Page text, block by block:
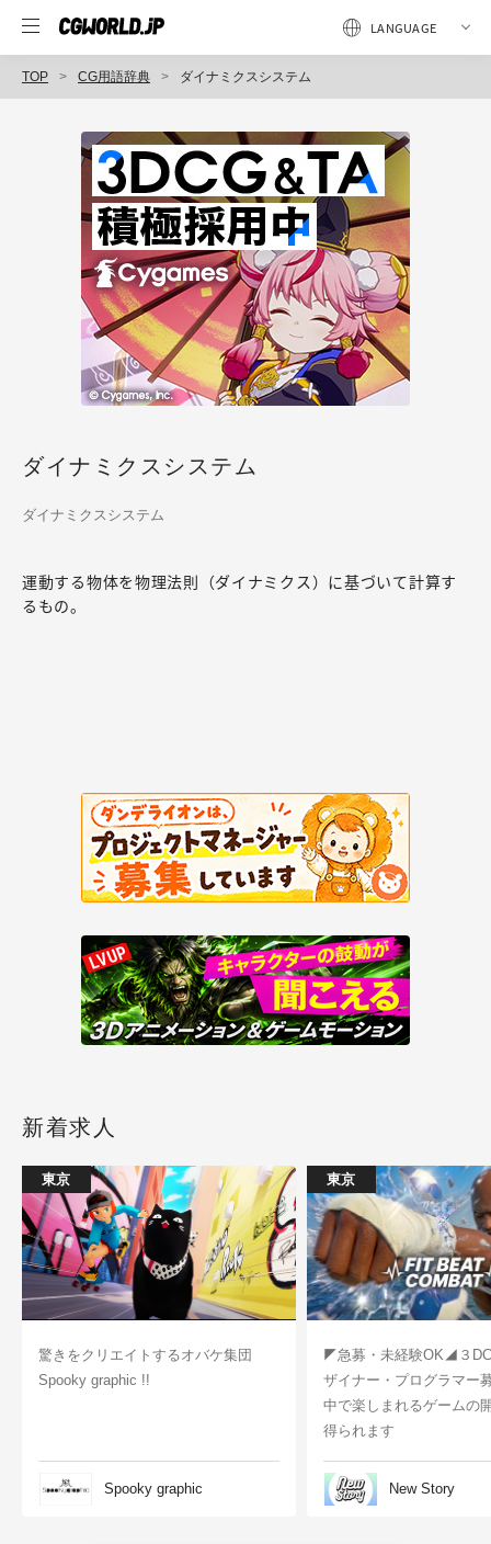
TOP CG用語辞典 ダイナミクスシステム
ダイナミクスシステム
ダイナミクスシステム
運動する物体を物理法則（ダイナミクス）に基づいて計算す
るもの。
新着求人
東京
驚きをクリエイトするオバケ集団
Spooky graphic !!
Spooky graphic
東京
◤急募・未経験OK◢３
ザイナー・プログラマー
中で楽しまれるゲームの
得られます
New Story